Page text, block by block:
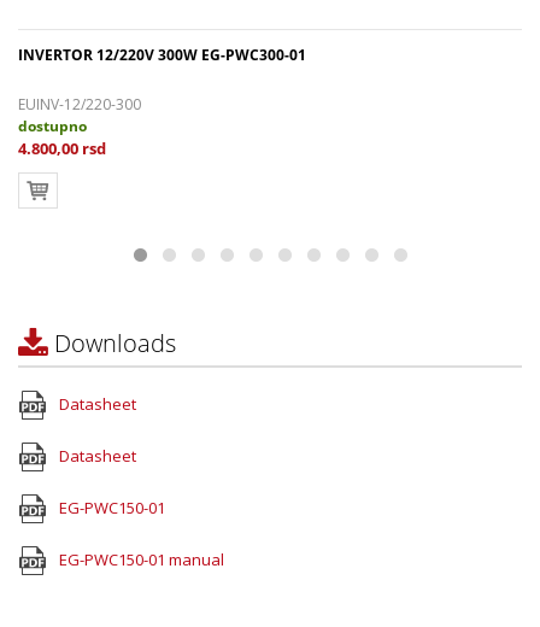
INVERTOR 12/220V 300W EG-PWC300-01
EUINV-12/220-300
dostupno
4.800,00 rsd
Downloads
Datasheet
Datasheet
EG-PWC150-01
EG-PWC150-01 manual